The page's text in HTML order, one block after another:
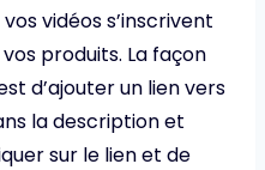
vidéos s’inscrivent
produits. La façon
d’ajouter un lien vers
la description et
sur le lien et de